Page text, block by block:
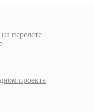
перелете
проекте